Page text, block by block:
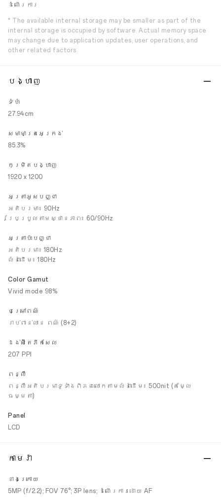
ដំណើរការ
* The available internal storage may be smaller as part of the
internal storage is occupied by software. Actual memory space
may change due to application updates, user operations, and
other related factors.
បង្ហាញ
ទំហំ
27.94cm
សមាមាត្រអេក្រង់
85.3%
កម្រិតបង្ហាញ
1920 x 1200
អត្រាអូសបញ្ជា
អតិបរមា៖ 90Hz
ប្រែប្រួលតាមស្ថានភាព៖ 60/90Hz
អត្រាប៉ះបញ្ជា
អតិបរមា៖ 180Hz
លំនាំដើម៖ 180Hz
Color Gamut
Vivid mode 98%
ជម្រៅពណ៌
រាប់ពាន់លាន ពណ៌ (8+2)
ដង់ស៊ីតេភីកសែល
207 PPI
ពន្លឺ
ពន្លឺអតិបរមាទូទាំងពិភពលោកតាមលំនាំដើម៖ 500nit (តម្លៃ
ធម្មតា)
Panel
LCD
កាមេរ៉ា
ខាងក្រោយ
5MP (f/2.2); FOV 76°; 3P lens; ដំណើរការដោយ AF